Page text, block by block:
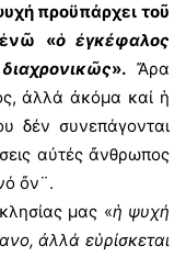
προϋπάρχει τοῦ
ἐνῶ «ὁ ἐγκέφαλος
».Ἄρα
ἀλλά ἀκόμα καί ἡ
δέν συνεπάγονται
αὐτές ἄνθρωπος
ὄν¨.
μας «ἡ ψυχή
ἀλλά εὑρίσκεται